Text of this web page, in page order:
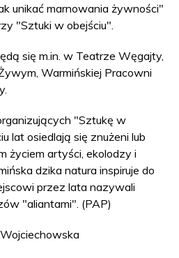
unikać marnowania żywności"
"Sztuki w obejściu".
się m.in. w Teatrze Węgajty,
Warmińskiej Pracowni
"Sztukę w
lat osiedlają się znużeni lub
życiem artyści, ekolodzy i
dzika natura inspiruje do
przez lata nazywali
"aliantami". (PAP)